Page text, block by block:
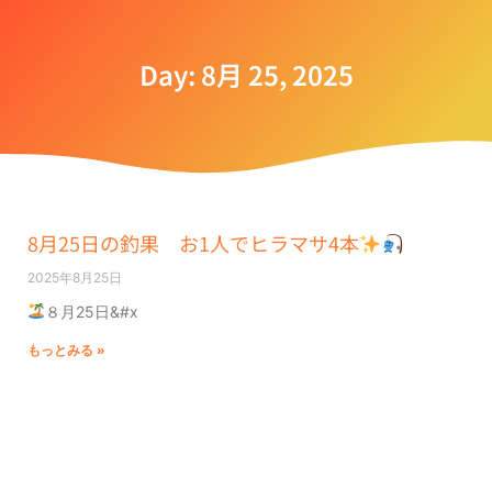
Day: 8月 25, 2025
8月25日の釣果 お1人でヒラマサ4本
2025年8月25日
８月25日&#x
もっとみる »